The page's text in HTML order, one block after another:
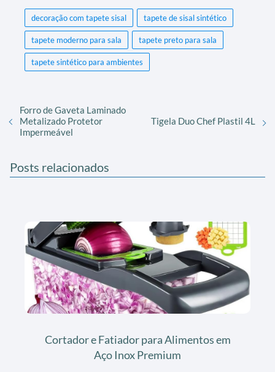
decoração com tapete sisal tapete de sisal sintético
tapete moderno para sala tapete preto para sala
tapete sintético para ambientes
Forro de Gaveta Laminado
Metalizado Protetor
Impermeável
Tigela Duo Chef Plastil 4L
Posts relacionados
Cortador e Fatiador para Alimentos em
Aço Inox Premium